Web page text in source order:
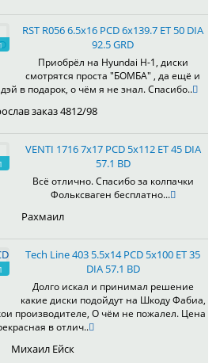
RST R056 6.5x16 PCD 6x139.7 ET 50 DIA
92.5 GRD
Приобрёл на Hyundai H-1, диски
смотрятся проста "БОМБА" , да ещё и
в подарок, о чём я не знал. Спасибо..
заказ 4812/98
VENTI 1716 7x17 PCD 5x112 ET 45 DIA
57.1 BD
Всё отлично. Спасибо за колпачки
Фольксваген бесплатно...
Рахмаил
Tech Line 403 5.5x14 PCD 5x100 ET 35
DIA 57.1 BD
Долго искал и принимал решение
какие диски подойдут на Шкоду Фабиа,
производителе, О чём не пожалел. Цена
в отлич..
Михаил Ейск